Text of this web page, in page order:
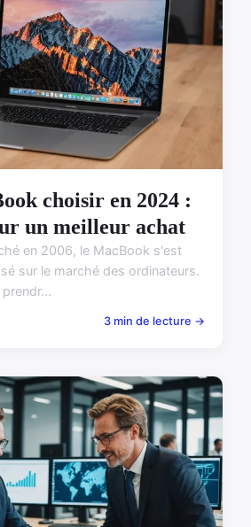
choisir en 2024 :
un meilleur achat
en 2006, le MacBook s'est
sur le marché des ordinateurs.
3 min de lecture →